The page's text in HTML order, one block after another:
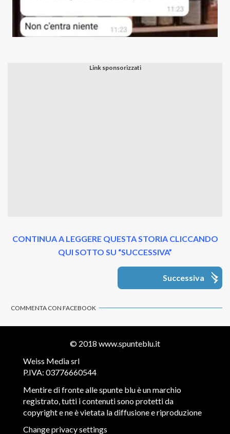
CONTINUA A LEGGERE QUESTA STORIA CLICCANDO
QUI SOTTO SU “SUCCESSIVA”
Successiva
COMMENTA CON FACEBOOK
© 2018 www.spunteblu.it
Weiss Media srl
P.IVA: 03776660544
Mentire di fronte alle spunte blu è un marchio
registrato, tutti i contenuti sono protetti da
copyright e ne è vietata la diffusione e riproduzione
Change privacy settings